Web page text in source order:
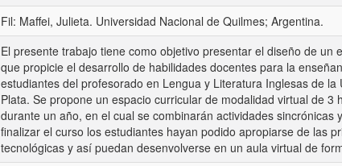
Fil: Maffei, Julieta. Universidad Nacional de Quilmes; Argentina.
El presente trabajo tiene como objetivo presentar el diseño de un
que propicie el desarrollo de habilidades docentes para la
estudiantes del profesorado en Lengua y Literatura Inglesas de la
Plata. Se propone un espacio curricular de modalidad virtual de 3
durante un año, en el cual se combinarán actividades sincrónicas
finalizar el curso los estudiantes hayan podido apropiarse de las
tecnológicas y así puedan desenvolverse en un aula virtual de